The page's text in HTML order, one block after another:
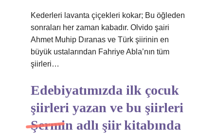
Kederleri lavanta çiçekleri kokar; Bu öğleden
sonraları her zaman kabadır. Olvido şairi
Ahmet Muhip Dıranas ve Türk şiirinin en
büyük ustalarından Fahriye Abla’nın tüm
şiirleri…
Edebiyatımızda ilk çocuk
şiirleri yazan ve bu şiirleri
Şermin adlı şiir kitabında